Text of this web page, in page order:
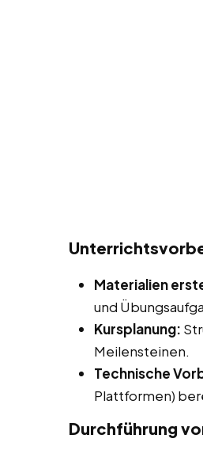
Materialien
und
Kursplanung:
Meilensteinen.
Technische
Plattformen)
Durchführung